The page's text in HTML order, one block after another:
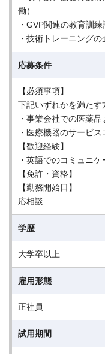
働）
・GVP関連の教育訓
・技術トレーニング
応募条件
【必須事項】
下記いずれかを満たす
・事業会社での医薬
・医療機器のサービ
【歓迎経験】
・英語でのコミュニ
【免許・資格】
【勤務開始日】
応相談
学歴
大学卒以上
雇用形態
正社員
試用期間